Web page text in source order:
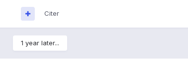
Citer
1 year later...